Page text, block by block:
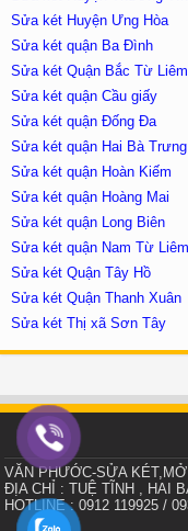
Sửa két Huyện Ưng Hòa
Sửa két quận Ba Đình
Sửa két Quận Bắc Từ Liêm
Sửa két quận Cầu giấy
Sửa két quận Đống Đa
Sửa két quận Hai Bà Trưng
Sửa két quận Hoàn Kiếm
Sửa két quận Hoàng Mai
Sửa két quận Long Biên
Sửa két quận Nam Từ Liêm
Sửa két Quận Tây Hồ
Sửa két Quận Thanh Xuân
Sửa két Thị xã Sơn Tây
VĂN PHƯỚC-SỬA
ĐỊA CHỈ : TUỆ TĨNH , HAI
HOTLINE : 0912 119925 /